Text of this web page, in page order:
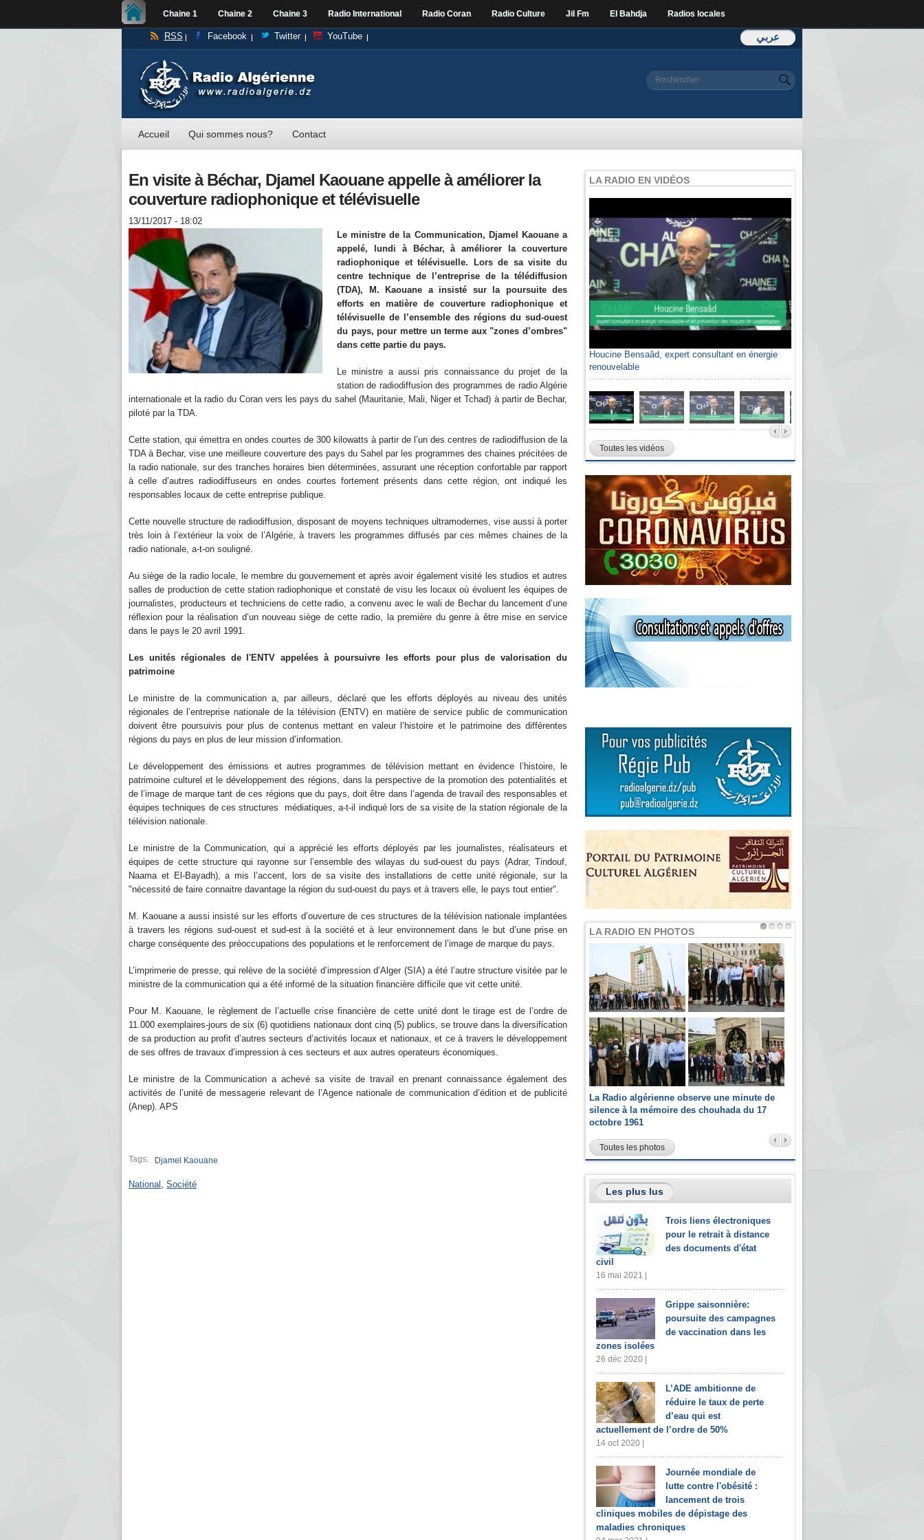
Chaine 1 Chaine 2 Chaine 3 Radio International Radio Coran Radio Culture Jil Fm El Bahdja Radios locales
عربي RSS Facebook Twitter YouTube
Formulaire de
Rechercher
Accueil Qui sommes nous? Contact
En visite à Béchar, Djamel Kaouane appelle à améliorer la
couverture radiophonique et télévisuelle
13/11/2017 - 18:02
Le ministre de la Communication, Djamel Kaouane a
appelé, lundi à Béchar, à améliorer la couverture
radiophonique et télévisuelle. Lors de sa visite du
centre technique de l’entreprise de la télédiffusion
(TDA), M. Kaouane a insisté sur la poursuite des
efforts en matière de couverture radiophonique et
télévisuelle de l’ensemble des régions du sud-ouest
du pays, pour mettre un terme aux "zones d’ombres"
dans cette partie du pays.
Le ministre a aussi pris connaissance du projet de la
station de radiodiffusion des programmes de radio Algérie
internationale et la radio du Coran vers les pays du sahel (Mauritanie, Mali, Niger et Tchad) à partir de Bechar,
piloté par la TDA.
Cette station, qui émettra en ondes courtes de 300 kilowatts à partir de l’un des centres de radiodiffusion de la
TDA à Bechar, vise une meilleure couverture des pays du Sahel par les programmes des chaines précitées de
la radio nationale, sur des tranches horaires bien déterminées, assurant une réception confortable par rapport
à celle d’autres radiodiffuseurs en ondes courtes fortement présents dans cette région, ont indiqué les
responsables locaux de cette entreprise publique.
Cette nouvelle structure de radiodiffusion, disposant de moyens techniques ultramodernes, vise aussi à porter
très loin à l’extérieur la voix de l’Algérie, à travers les programmes diffusés par ces mêmes chaines de la
radio nationale, a-t-on souligné.
Au siège de la radio locale, le membre du gouvernement et après avoir également visité les studios et autres
salles de production de cette station radiophonique et constaté de visu les locaux où évoluent les équipes de
journalistes, producteurs et techniciens de cette radio, a convenu avec le wali de Bechar du lancement d’une
réflexion pour la réalisation d’un nouveau siège de cette radio, la première du genre à être mise en service
dans le pays le 20 avril 1991.
Les unités régionales de l'ENTV appelées à poursuivre les efforts pour plus de valorisation du
patrimoine
Le ministre de la communication a, par ailleurs, déclaré que les efforts déployés au niveau des unités
régionales de l’entreprise nationale de la télévision (ENTV) en matière de service public de communication
doivent être poursuivis pour plus de contenus mettant en valeur l’histoire et le patrimoine des différentes
régions du pays en plus de leur mission d’information.
Le développement des émissions et autres programmes de télévision mettant en évidence l’histoire, le
patrimoine culturel et le développement des régions, dans la perspective de la promotion des potentialités et
de l’image de marque tant de ces régions que du pays, doit être dans l’agenda de travail des responsables et
équipes techniques de ces structures médiatiques, a-t-il indiqué lors de sa visite de la station régionale de la
télévision nationale.
Le ministre de la Communication, qui a apprécié les efforts déployés par les journalistes, réalisateurs et
équipes de cette structure qui rayonne sur l’ensemble des wilayas du sud-ouest du pays (Adrar, Tindouf,
Naama et El-Bayadh), a mis l’accent, lors de sa visite des installations de cette unité régionale, sur la
"nécessité de faire connaitre davantage la région du sud-ouest du pays et à travers elle, le pays tout entier".
M. Kaouane a aussi insisté sur les efforts d’ouverture de ces structures de la télévision nationale implantées
à travers les régions sud-ouest et sud-est à la société et à leur environnement dans le but d’une prise en
charge conséquente des préoccupations des populations et le renforcement de l’image de marque du pays.
L’imprimerie de presse, qui relève de la société d’impression d’Alger (SIA) a été l’autre structure visitée par le
ministre de la communication qui a été informé de la situation financière difficile que vit cette unité.
Pour M. Kaouane, le règlement de l’actuelle crise financière de cette unité dont le tirage est de l’ordre de
11.000 exemplaires-jours de six (6) quotidiens nationaux dont cinq (5) publics, se trouve dans la diversification
de sa production au profit d’autres secteurs d’activités locaux et nationaux, et ce à travers le développement
de ses offres de travaux d’impression à ces secteurs et aux autres operateurs économiques.
Le ministre de la Communication a achevé sa visite de travail en prenant connaissance également des
activités de l’unité de messagerie relevant de l’Agence nationale de communication d’édition et de publicité
(Anep). APS
Tags: Djamel Kaouane
National , Société
LA RADIO EN VIDÉOS
Houcine Bensaâd, expert consultant en énergie
renouvelable
Toutes les vidéos
LA RADIO EN PHOTOS
La Radio algérienne observe une minute de
silence à la mémoire des chouhada du 17
octobre 1961
Toutes les photos
Les plus lus
Trois liens électroniques
pour le retrait à distance
des documents d'état
civil
16 mai 2021 |
Grippe saisonnière:
poursuite des campagnes
de vaccination dans les
zones isolées
26 déc 2020 |
L’ADE ambitionne de
réduire le taux de perte
d’eau qui est
actuellement de l’ordre de 50%
14 oct 2020 |
Journée mondiale de
lutte contre l'obésité :
lancement de trois
cliniques mobiles de dépistage des
maladies chroniques